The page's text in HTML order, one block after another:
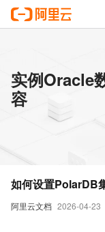
实例Oracle
容
阿里云文档 2026-04-23
如何设置PolarDB